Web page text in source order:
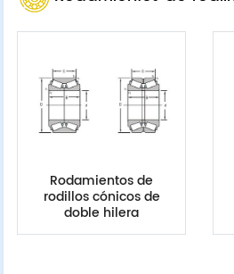
Rodamientos de
rodillos cónicos de
doble hilera